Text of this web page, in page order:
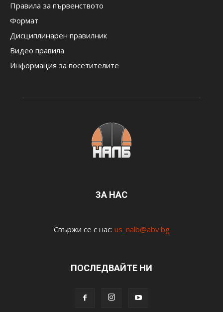
Правила за първенството
Формат
Дисциплинарен правилник
Видео правила
Информация за посетителите
ЗА НАС
Свържи се с нас: us_nalb@abv.bg
ПОСЛЕДВАЙТЕ НИ